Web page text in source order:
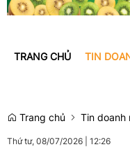
TRANG CHỦ TIN
Trang chủ Tin doanh
Thứ tư, 08/07/2026 12:26